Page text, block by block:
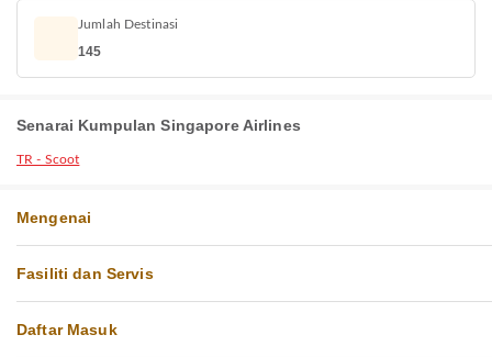
Jumlah Destinasi
145
Senarai Kumpulan Singapore Airlines
TR - Scoot
Mengenai
Fasiliti dan Servis
Daftar Masuk